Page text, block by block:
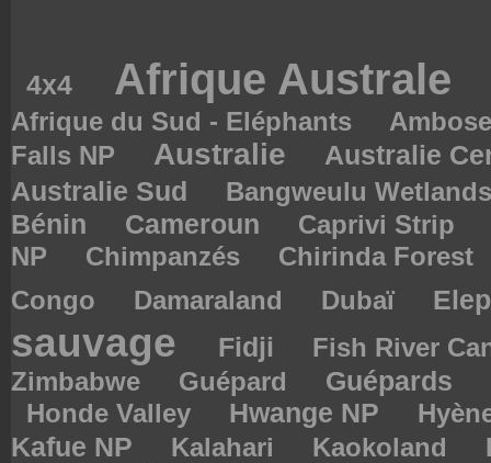
4x4 Afrique Australe
Afrique du Sud - Eléphants
Falls NP
Australie
Australie
Australie Sud
Bangweulu
Bénin
Cameroun Caprivi Strip
NP
Chimpanzés
Chirinda Forest
Congo
Damaraland Dubaï
sauvage Fidji
Fish River
Zimbabwe
Guépard Guépards
Honde Valley
Hwange NP
Kafue NP
Kalahari Kaokoland